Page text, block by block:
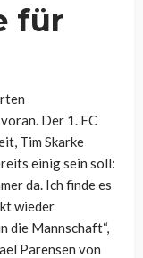
für
Der 1. FC
Tim Skarke
einig sein soll:
da. Ich finde es
wieder
die Mannschaft“,
Parensen von